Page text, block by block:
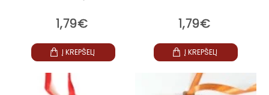
1,79€
Į KREPŠELĮ
1,79€
Į KREPŠELĮ